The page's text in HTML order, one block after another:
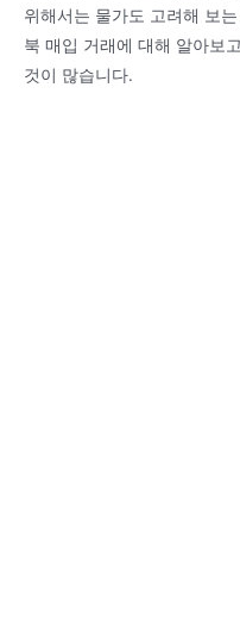
위해서는 물가도 고려해 보
북 매입 거래에 대해 알아보
것이 많습니다.